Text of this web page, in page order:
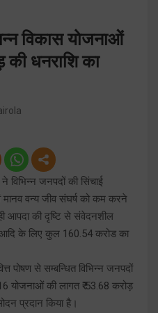
विकास योजनाओं
धनराशि का
विभिन्न जनपदों की सिंचाई
वन्य जीव संघर्ष को कम करने
आपदा की दृष्टि से संवेदनशील
के लिए कुल 160.54 करोड का
पोषण से सम्बन्धित विभिन्न जनपदों
योजनाओं की लागत ₹ 53.68 करोड़
प्रदान किया है।